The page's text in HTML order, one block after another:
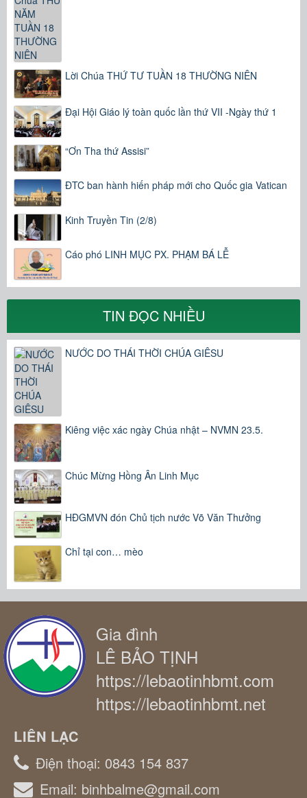
Lời Chúa THỨ TƯ TUẦN 18 THƯỜNG NIÊN
Đại Hội Giáo lý toàn quốc lần thứ VII -Ngày thứ 1
“Ơn Tha thứ Assisi”
ĐTC ban hành hiến pháp mới cho Quốc gia Vatican
Kinh Truyền Tin (2/8)
Cáo phó LINH MỤC PX. PHẠM BÁ LỄ
TIN ĐỌC NHIỀU
NƯỚC DO THÁI THỜI CHÚA GIÊSU
Kiêng việc xác ngày Chúa nhật – NVMN 23.5.
Chúc Mừng Hồng Ân Linh Mục
HĐGMVN đón Chủ tịch nước Võ Văn Thưởng
Chỉ tại con… mèo
Gia đình
LÊ BẢO TỊNH
https://lebaotinhbmt.com
https://lebaotinhbmt.net
LIÊN LẠC
Điện thoại: 0843 154 837
Email: binhbalme@gmail.com